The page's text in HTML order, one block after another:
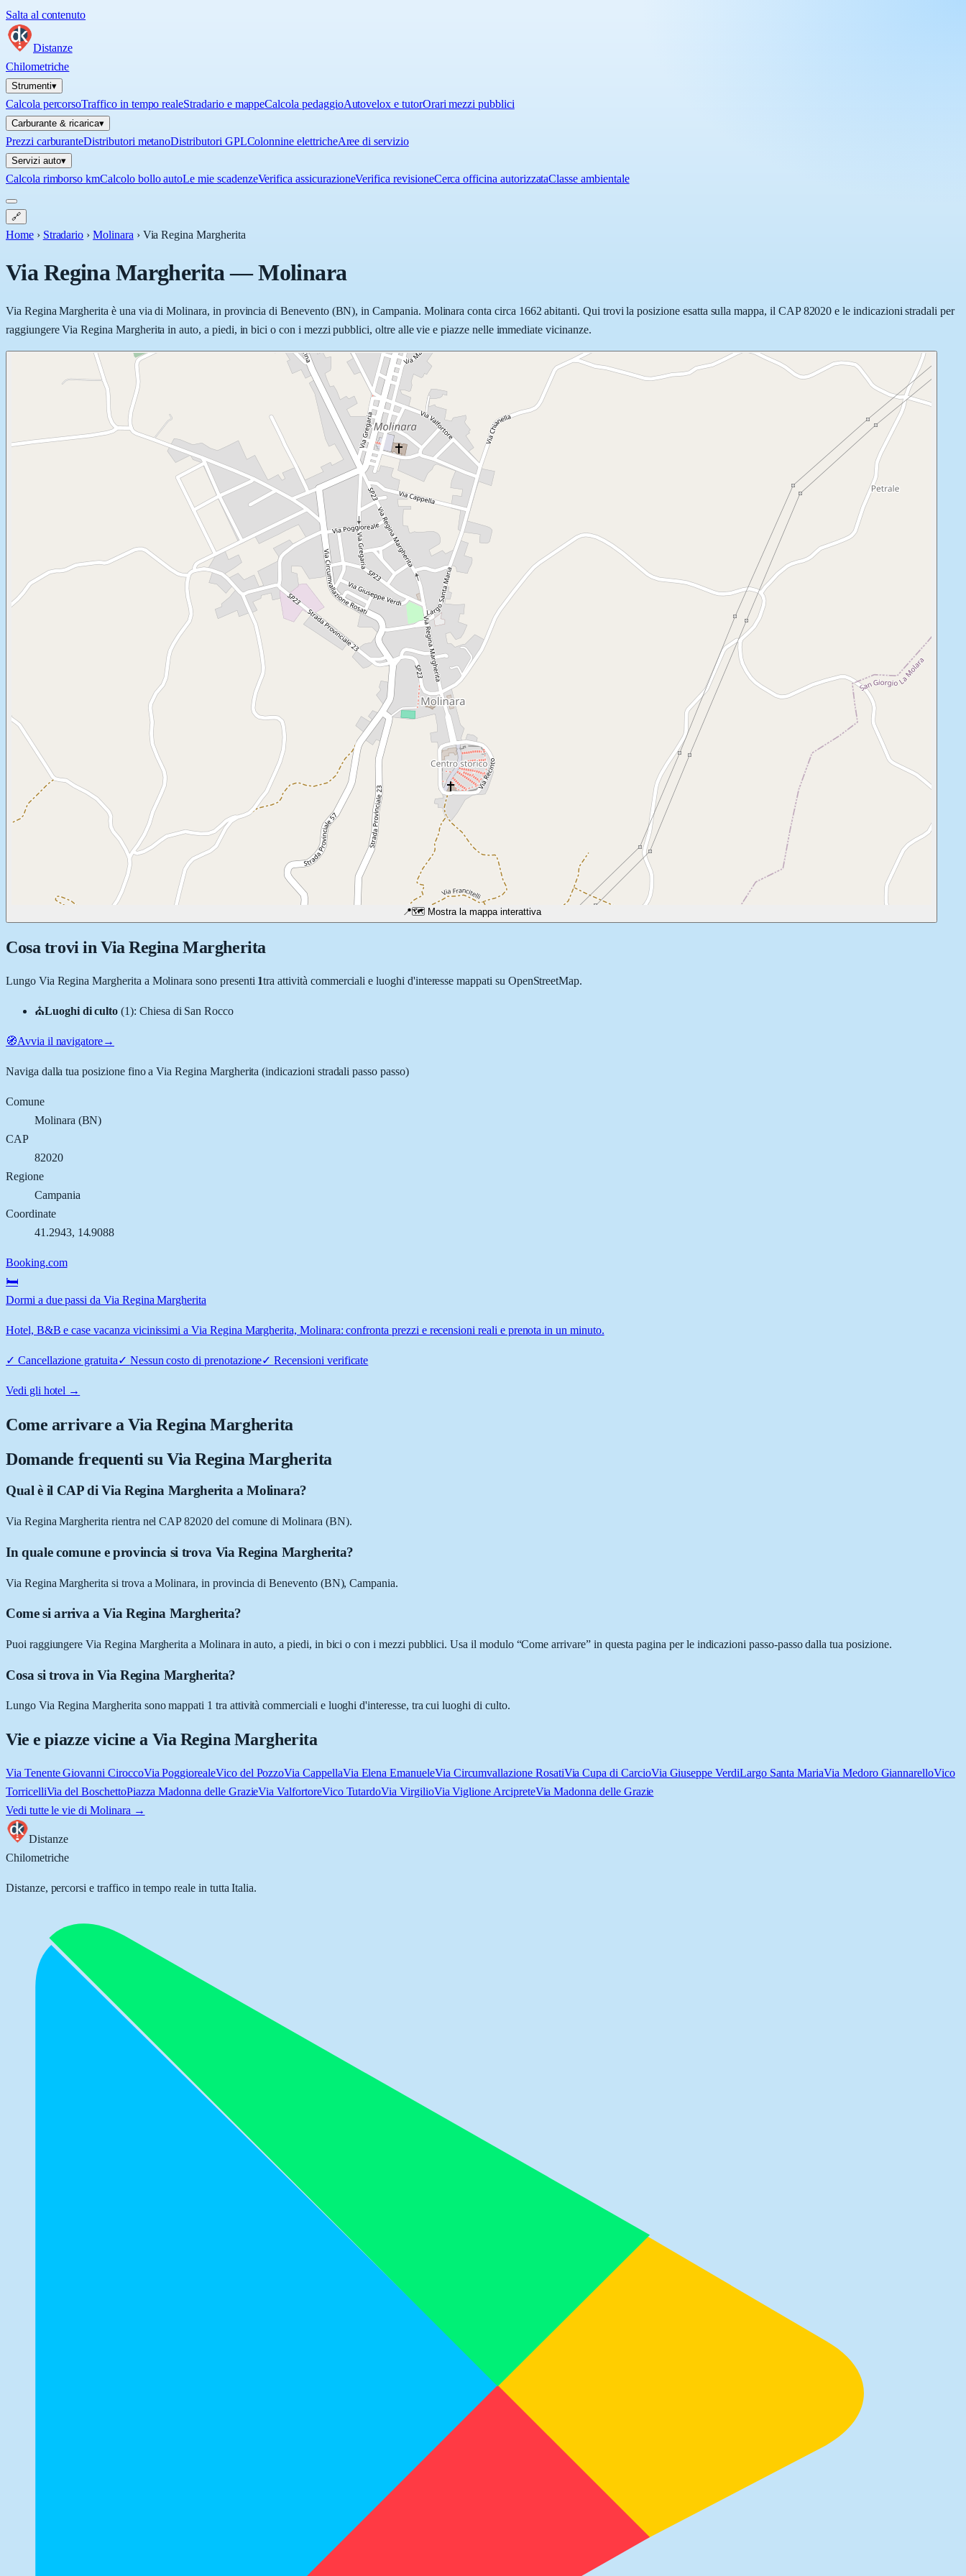
Salta al contenuto
Distanze
Chilometriche
Strumenti▾
Calcola percorsoTraffico in tempo realeStradario e mappeCalcola pedaggioAutovelox e tutorOrari mezzi pubblici
Carburante & ricarica▾
Prezzi carburanteDistributori metanoDistributori GPLColonnine elettricheAree di servizio
Servizi auto▾
Calcola rimborso kmCalcolo bollo autoLe mie scadenzeVerifica assicurazioneVerifica revisioneCerca officina autorizzataClasse ambientale
🔗
Home › Stradario › Molinara › Via Regina Margherita
Via Regina Margherita—Molinara
Via Regina Margherita è una via di Molinara, in provincia di Benevento (BN), in Campania. Molinara conta circa 1662 abitanti. Qui trovi la posizione esatta sulla mappa, il CAP 82020 e le indicazioni stradali per
raggiungere Via Regina Margherita in auto, a piedi, in bici o con i mezzi pubblici, oltre alle vie e piazze nelle immediate vicinanze.
📍🗺️ Mostra la mappa interattiva
Cosa trovi in Via Regina Margherita
Lungo Via Regina Margherita a Molinara sono presenti 1tra attività commerciali e luoghi d'interesse mappati su OpenStreetMap.
⛪Luoghi di culto (1): Chiesa di San Rocco
🧭Avvia il navigatore→
Naviga dalla tua posizione fino aVia Regina Margherita (indicazioni stradali passo passo)
Comune
Molinara (BN)
CAP
82020
Regione
Campania
Coordinate
41.2943, 14.9088
Booking.com
🛏️
Dormi a due passi da Via Regina Margherita
Hotel, B&B e case vacanza vicinissimi a Via Regina Margherita, Molinara: confronta prezzi e recensioni reali e prenota in un minuto.
✓ Cancellazione gratuita✓ Nessun costo di prenotazione✓Recensioni verificate
Vedi gli hotel →
Come arrivare aVia Regina Margherita
Domande frequenti su Via Regina Margherita
Qual è il CAP di Via Regina Margherita a Molinara?
Via Regina Margherita rientra nel CAP 82020 del comune di Molinara (BN).
In quale comune e provincia si trova Via Regina Margherita?
Via Regina Margherita si trova a Molinara, in provincia di Benevento (BN), Campania.
Come si arriva a Via Regina Margherita?
Puoi raggiungere Via Regina Margherita a Molinara in auto, a piedi, in bici o con i mezzi pubblici. Usa il modulo “Come arrivare” in questa pagina per le indicazioni passo-passo dalla tua posizione.
Cosa si trova in Via Regina Margherita?
Lungo Via Regina Margherita sono mappati 1 tra attività commerciali e luoghi d'interesse, tra cui luoghi di culto.
Vie e piazze vicine a Via Regina Margherita
Via Tenente Giovanni CiroccoVia PoggiorealeVico del PozzoVia CappellaVia Elena EmanueleVia Circumvallazione RosatiVia Cupa di CarcioVia Giuseppe VerdiLargo Santa MariaVia Medoro GiannarelloVico
TorricelliVia del BoschettoPiazza Madonna delle GrazieVia ValfortoreVico TutardoVia VirgilioVia Viglione ArcipreteVia Madonna delle Grazie
Vedi tutte le vie di Molinara →
Distanze
Chilometriche
Distanze, percorsi e traffico in tempo reale in tutta Italia.